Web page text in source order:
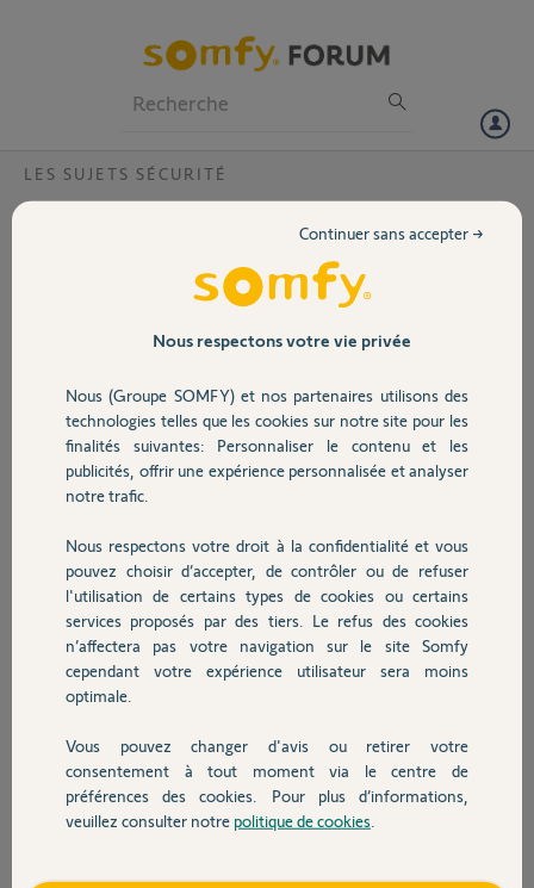
Volet
Sécurité
Domotique
Chauffage
Autres produits
Devis avec un pro
Contact
LES SUJETS SÉCURITÉ
Quelle alarme pour utiliser la
télécommande de mon portail Keygo RTS ?
Je souhaiterais acheter une alarme Somfy que je puisse activer et
désactiver avec ma télécommande de portail Keygo RTS.
Qui peut me conseiller ?
laurent G.
il y a environ 8 ans
Participer au fil de discussion
Bonjour,
pour manoeuvrer un portail et/ou un garage en RTS il vous faut une
alarme Protexiom:
https://boutique.somfy.fr/votre-alarme-sur-mesure.html
Vous pourrez également les piloter via le clavier LCD.
automatisme.
Pour piloter automatismes + Protexiom il vous faut cette TC:
https://boutique.somfy.fr/telecommande-multi-applications...
Nous respectons votre vie privée
Nous (Groupe SOMFY) et nos partenaires utilisons des
technologies telles que les cookies sur notre site pour les
finalités suivantes: Personnaliser le contenu et les
publicités, offrir une expérience personnalisée et analyser
notre trafic.
Nous respectons votre droit à la confidentialité et vous
pouvez choisir d’accepter, de contrôler ou de refuser
l'utilisation de certains types de cookies ou certains
services proposés par des tiers. Le refus des cookies
n’affectera pas votre navigation sur le site Somfy
cependant votre expérience utilisateur sera moins
optimale.
Vous pouvez changer d'avis ou retirer votre
consentement à tout moment via le centre de
préférences des cookies. Pour plus d’informations,
veuillez consulter notre politique de cookies
Continuer sans accepter →